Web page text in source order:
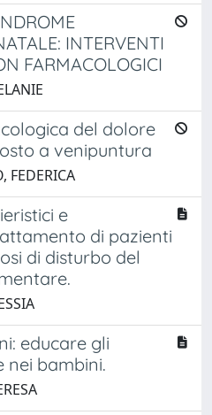
INTERVENTI
FARMACOLOGICI
del dolore
a venipuntura
FEDERICA
e
di pazienti
di disturbo del
educare gli
nei bambini.